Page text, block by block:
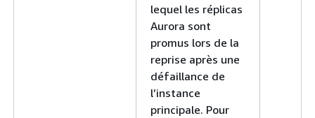
lequel les réplicas
Aurora sont
promus lors de la
reprise après une
défaillance de
l’instance
principale. Pour